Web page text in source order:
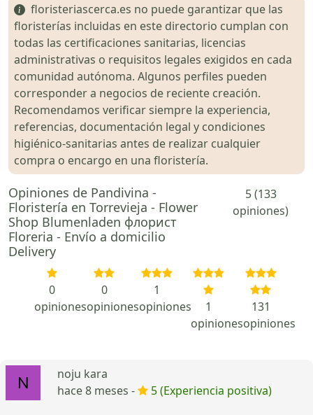
floristeriascerca.es no puede garantizar que las
floristerías incluidas en este directorio cumplan con
todas las certificaciones sanitarias, licencias
administrativas o requisitos legales exigidos en cada
comunidad autónoma. Algunos perfiles pueden
corresponder a negocios de reciente creación.
Recomendamos verificar siempre la experiencia,
referencias, documentación legal y condiciones
higiénico-sanitarias antes de realizar cualquier
compra o encargo en una floristería.
Opiniones de Pandivina -
Floristería en Torrevieja - Flower
Shop Blumenladen флорист
Floreria - Envío a domicilio
Delivery
5 (133
opiniones)
0
opiniones
0
opiniones
1
opiniones
1
opiniones
131
opiniones
noju kara
hace 8 meses -
5 (Experiencia positiva)